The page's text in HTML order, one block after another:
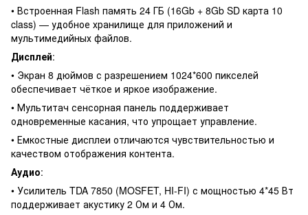
• Встроенная Flash память 24 ГБ (16Gb + 8Gb SD карта 10
class) — удобное хранилище для приложений и
мультимедийных файлов.
Дисплей:
• Экран 8 дюймов с разрешением 1024*600 пикселей
обеспечивает чёткое и яркое изображение.
• Мультитач сенсорная панель поддерживает
одновременные касания, что упрощает управление.
• Емкостные дисплеи отличаются чувствительностью и
качеством отображения контента.
Аудио:
• Усилитель TDA 7850 (MOSFET, HI-FI) с мощностью 4*45 Вт
поддерживает акустику 2 Ом и 4 Ом.